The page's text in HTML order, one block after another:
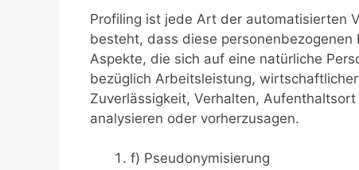
Profiling ist jede Art der automatisierten
besteht, dass diese
Aspekte, die sich auf eine natürliche
bezüglich Arbeitsleistung,
Zuverlässigkeit, Verhalten,
analysieren oder vorherzusagen.
f) Pseudonymisierung